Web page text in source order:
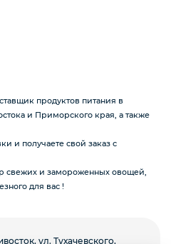
продуктов питания в
и Приморского края, а также
и получаете свой заказ с
свежих и замороженных овощей,
для вас !
ул. Тухачевского,